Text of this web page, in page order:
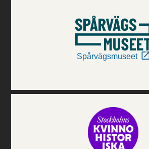
Spårvägsmuseet